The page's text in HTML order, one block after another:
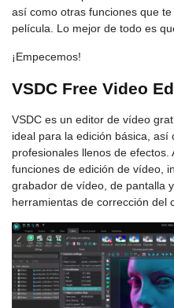
así como otras funciones que
película. Lo mejor de todo es
¡Empecemos!
VSDC Free Video
VSDC es un editor de vídeo
ideal para la edición básica, así
profesionales llenos de efectos.
funciones de edición de vídeo,
grabador de vídeo, de pantalla
herramientas de corrección del